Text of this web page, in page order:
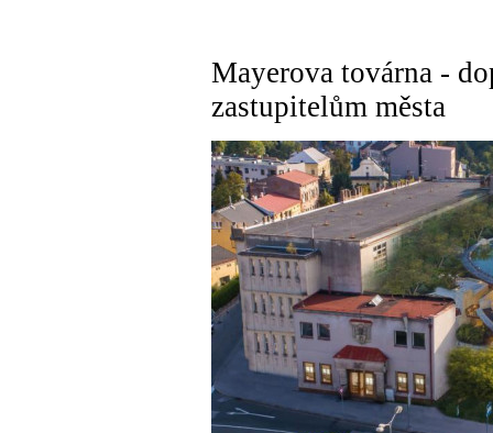
Mayerova továrna -
zastupitelům města